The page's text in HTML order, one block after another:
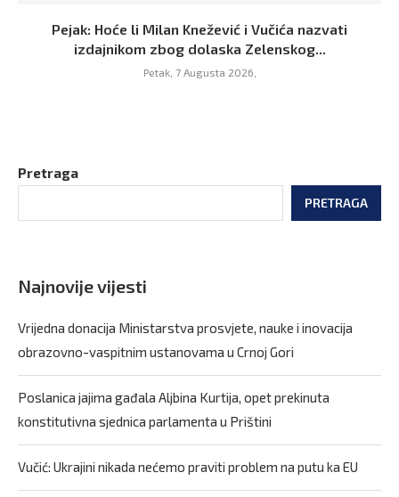
Pejak: Hoće li Milan Knežević i Vučića nazvati
izdajnikom zbog dolaska Zelenskog...
Petak, 7 Augusta 2026,
Pretraga
PRETRAGA
Najnovije vijesti
Vrijedna donacija Ministarstva prosvjete, nauke i inovacija
obrazovno-vaspitnim ustanovama u Crnoj Gori
Poslanica jajima gađala Aljbina Kurtija, opet prekinuta
konstitutivna sjednica parlamenta u Prištini
Vučić: Ukrajini nikada nećemo praviti problem na putu ka EU